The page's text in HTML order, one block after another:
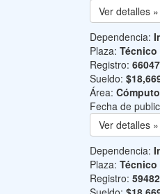
Ver detalles »
Dependencia:
Plaza:
Registro:
Sueldo:
Área: Cómputo
Fecha de
Ver detalles »
Dependencia:
Plaza:
Registro: